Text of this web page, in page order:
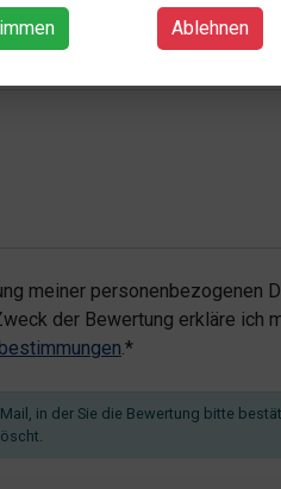
Ablehnen
meiner personenbezogenen
der Bewertung erkläre ich
.*
in der Sie die Bewertung bitte